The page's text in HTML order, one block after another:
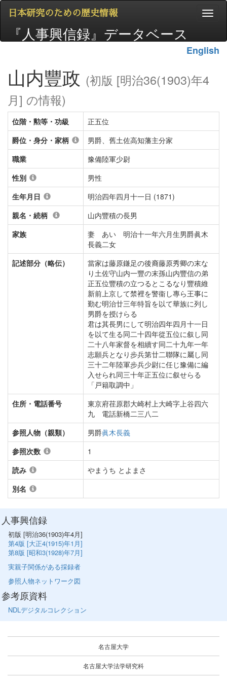
日本研究のための歴史情報
『人事興信録』データベース
English
山内豐政 (初版 [明治36(1903)年4
月] の情報)
位階・勲等・功級
正五位
爵位・身分・家柄
男爵、舊土佐高知藩主分家
職業
豫備陸軍少尉
性別
男性
生年月日
明治四年四月十一日 (1871)
親名・続柄
山内豐積の長男
家族
妻 あい 明治十一年六月生男爵眞木
長義二女
記述部分（略伝）
當家は藤原鎌足の後裔藤原秀卿の末な
り土佐守山内一豐の末孫山内豐信の弟
正五位豐積の立つるとこるなり豐積維
新前上京して禁裡を警衞し專ら王事に
勤む明治廿三年特旨を以て華族に列し
男爵を授けらる
君は其長男にして明治四年四月十一日
を以て生る同二十四年從五位に叙し同
二十八年家督を相續す同二十九年一年
志願兵となり步兵第廿二聯隊に屬し同
三十二年陸軍步兵少尉に任じ豫備に編
入せられ同三十年正五位に叙せらる
「戸籍取調中」
住所・電話番号
東京府荏原郡大崎村上大崎字上谷四六
九 電話新橋二三八二
参照人物（親類）
男爵眞木長義
参照次数
1
読み
やまうち とよまさ
別名
人事興信録
初版 [明治36(1903)年4月]
第4版 [大正4(1915)年1月]
第8版 [昭和3(1928)年7月]
実親子関係がある採録者
参照人物ネットワーク図
参考原資料
NDLデジタルコレクション
名古屋大学
名古屋大学法学研究科